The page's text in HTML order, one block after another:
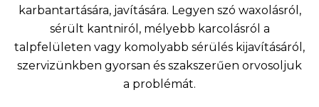
karbantartására, javítására. Legyen szó waxolásról,
sérült kantniról, mélyebb karcolásról a
talpfelületen vagy komolyabb sérülés kijavításáról,
szervizünkben gyorsan és szakszerűen orvosoljuk
a problémát.